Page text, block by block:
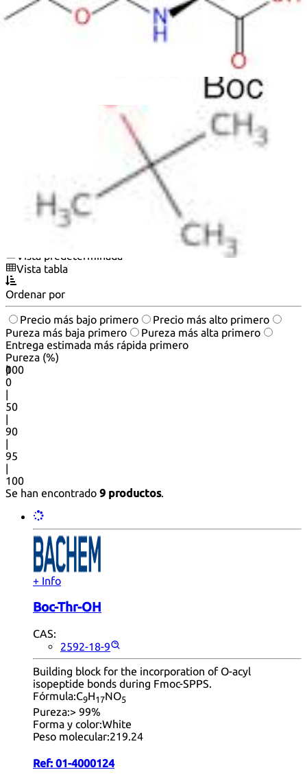
N-BOC-<span class="text-smallcaps">L</span>-
Threonine
N-[(1,1-Dimethylethoxy)carbonyl]-<span class="text-
N-tert-Butoxycarbonyl-<span class="text-
N-tert-Butyloxycarbonyl-<span class="text-
smallcaps">L</span>-threonine
N-α-tert-Butoxycarbonyl-<span class="text-
smallcaps">L</span>-threonine
N-α-tert-Butoxycarbonylthreonine
Threonine, N-carboxy-, N-tert-butyl ester
Threonine, N-carboxy-, N-tert-butyl ester, <span
class="text-smallcaps">L</span>-
L-Threonine, N-[(1,1-dimethylethoxy)carbonyl]-
N-[(1,1-Dimethylethoxy)carbonyl]-L-threonine
Ver más sinónimos
Vista predeterminada
Vista tabla
Ordenar por
Precio más bajo primero
Precio más alto primero
Pureza más baja primero
Pureza más alta primero
Entrega estimada más rápida primero
Pureza (%)
0
100
|
0
|
50
|
90
|
95
|
100
Se han encontrado 9 productos.
+ Info
Boc-Thr-OH
CAS:
2592-18-9
Building block for the incorporation of O-acyl
isopeptide bonds during Fmoc-SPPS.
Fórmula:C9H17NO5
Pureza:> 99%
Forma y color:White
Peso molecular:219.24
Ref: 01-4000124